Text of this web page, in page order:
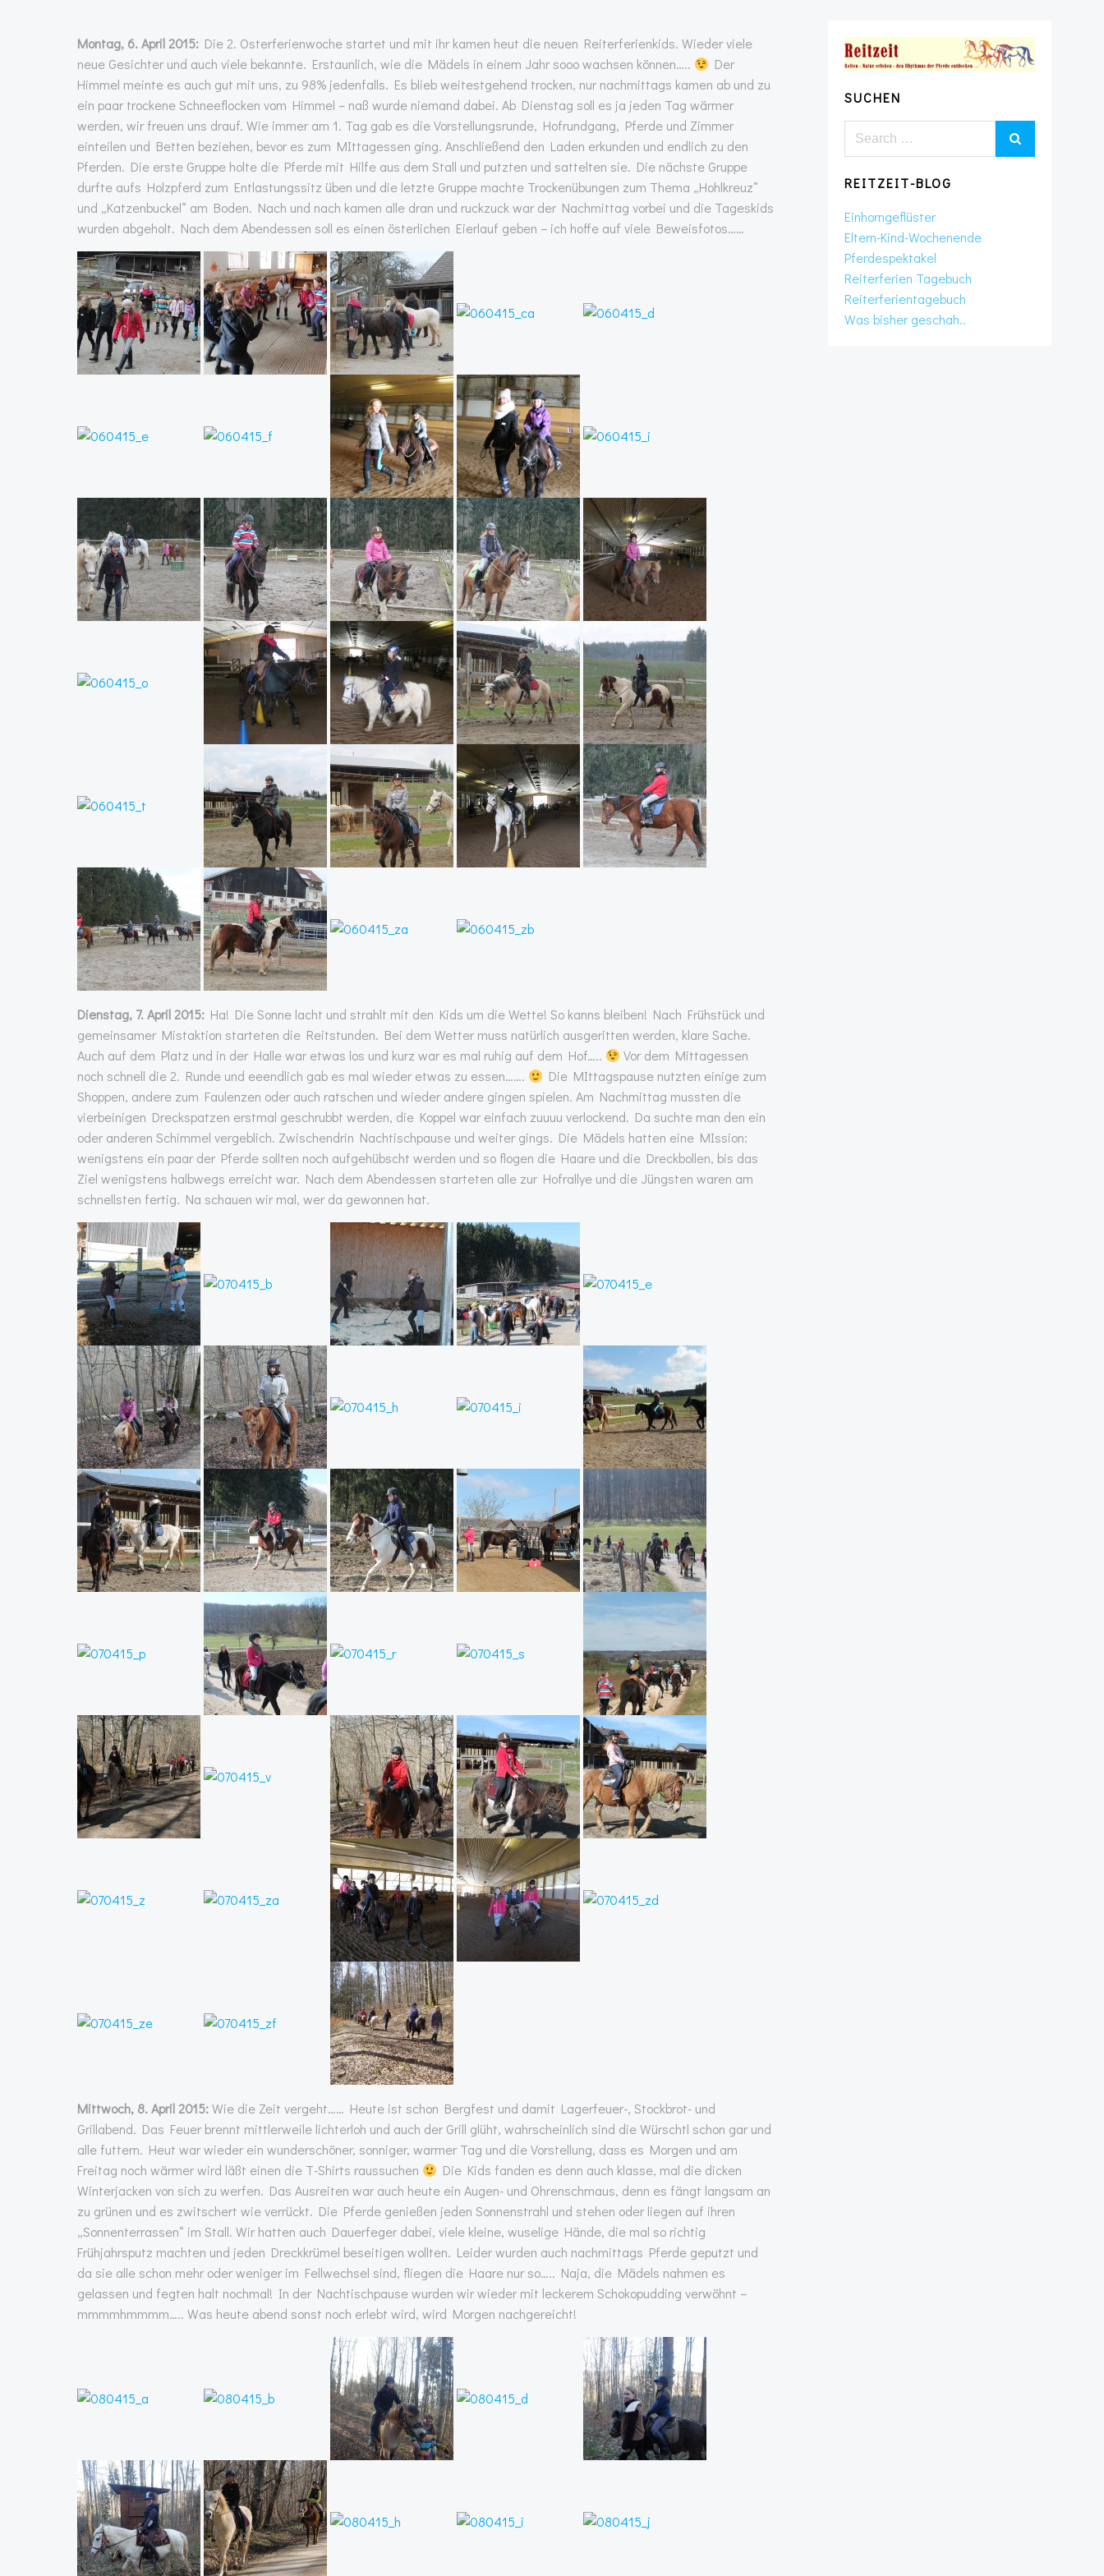
Montag, 6. April 2015: Die 2. Osterferienwoche startet und mit ihr kamen heut die neuen Reiterferienkids. Wieder viele
neue Gesichter und auch viele bekannte. Erstaunlich, wie die Mädels in einem Jahr sooo wachsen können…..
Der
Himmel meinte es auch gut mit uns, zu 98% jedenfalls. Es blieb weitestgehend trocken, nur nachmittags kamen ab und zu
ein paar trockene Schneeflocken vom Himmel – naß wurde niemand dabei. Ab Dienstag soll es ja jeden Tag wärmer
werden, wir freuen uns drauf. Wie immer am 1. Tag gab es die Vorstellungsrunde, Hofrundgang, Pferde und Zimmer
einteilen und Betten beziehen, bevor es zum MIttagessen ging. Anschließend den Laden erkunden und endlich zu den
Pferden. Die erste Gruppe holte die Pferde mit Hilfe aus dem Stall und putzten und sattelten sie. Die nächste Gruppe
durfte aufs Holzpferd zum Entlastungssitz üben und die letzte Gruppe machte Trockenübungen zum Thema „Hohlkreuz“
und „Katzenbuckel“ am Boden. Nach und nach kamen alle dran und ruckzuck war der Nachmittag vorbei und die Tageskids
wurden abgeholt. Nach dem Abendessen soll es einen österlichen Eierlauf geben – ich hoffe auf viele Beweisfotos……
Dienstag, 7. April 2015: Ha! Die Sonne lacht und strahlt mit den Kids um die Wette! So kanns bleiben! Nach Frühstück und
gemeinsamer Mistaktion starteten die Reitstunden. Bei dem Wetter muss natürlich ausgeritten werden, klare Sache.
Auch auf dem Platz und in der Halle war etwas los und kurz war es mal ruhig auf dem Hof…..
Vor dem Mittagessen
noch schnell die 2. Runde und eeendlich gab es mal wieder etwas zu essen…….
Die MIttagspause nutzten einige zum
Shoppen, andere zum Faulenzen oder auch ratschen und wieder andere gingen spielen. Am Nachmittag mussten die
vierbeinigen Dreckspatzen erstmal geschrubbt werden, die Koppel war einfach zuuuu verlockend. Da suchte man den ein
oder anderen Schimmel vergeblich. Zwischendrin Nachtischpause und weiter gings. Die Mädels hatten eine MIssion:
wenigstens ein paar der Pferde sollten noch aufgehübscht werden und so flogen die Haare und die Dreckbollen, bis das
Ziel wenigstens halbwegs erreicht war. Nach dem Abendessen starteten alle zur Hofrallye und die Jüngsten waren am
schnellsten fertig. Na schauen wir mal, wer da gewonnen hat.
Mittwoch, 8. April 2015:Wie die Zeit vergeht…… Heute ist schon Bergfest und damit Lagerfeuer-, Stockbrot- und
Grillabend. Das Feuer brennt mittlerweile lichterloh und auch der Grill glüht, wahrscheinlich sind die Würschtl schon gar und
alle futtern. Heut war wieder ein wunderschöner, sonniger, warmer Tag und die Vorstellung, dass es Morgen und am
Freitag noch wärmer wird läßt einen die T-Shirts raussuchen
Die Kids fanden es denn auch klasse, mal die dicken
Winterjacken von sich zu werfen. Das Ausreiten war auch heute ein Augen- und Ohrenschmaus, denn es fängt langsam an
zu grünen und es zwitschert wie verrückt. Die Pferde genießen jeden Sonnenstrahl und stehen oder liegen auf ihren
„Sonnenterrassen“ im Stall. Wir hatten auch Dauerfeger dabei, viele kleine, wuselige Hände, die mal so richtig
Frühjahrsputz machten und jeden Dreckkrümel beseitigen wollten. Leider wurden auch nachmittags Pferde geputzt und
da sie alle schon mehr oder weniger im Fellwechsel sind, fliegen die Haare nur so….. Naja, die Mädels nahmen es
gelassen und fegten halt nochmal! In der Nachtischpause wurden wir wieder mit leckerem Schokopudding verwöhnt –
mmmmhmmmm….. Was heute abend sonst noch erlebt wird, wird Morgen nachgereicht!
SUCHEN
Search
REITZEIT-BLOG
Einhorngeflüster
Eltern-Kind-Wochenende
Pferdespektakel
Reiterferien Tagebuch
Reiterferientagebuch
Was bisher geschah..